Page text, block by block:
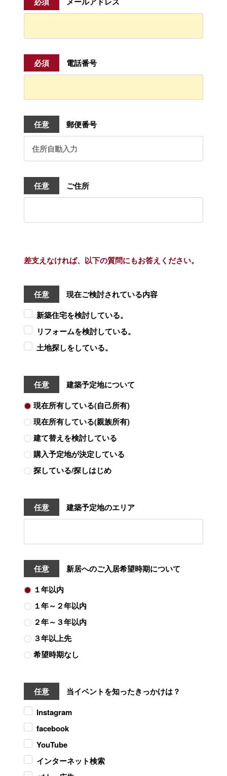
必須 電話番号
任意 郵便番号
任意 ご住所
差支えなければ、以下の質問にもお答えください。
任意
現在ご検討されている内容
新築住宅を検討している。
リフォームを検討している。
土地探しをしている。
任意
建築予定地について
現在所有している(自己所有)
現在所有している(親族所有)
建て替えを検討している
購入予定地が決定している
探している/探しはじめ
任意 建築予定地のエリア
任意
新居へのご入居希望時期について
１年以内
１年～２年以内
２年～３年以内
３年以上先
希望時期なし
任意
当イベントを知ったきっかけは？
Instagram
facebook
YouTube
インターネット検索